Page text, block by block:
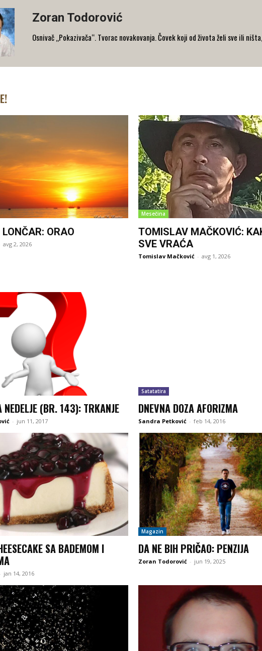
Zoran Todorović
Osnivač „Pokazivača“. Tvorac novakovanja. Čovek koji od života želi sve ili
ORAO
avg 2, 2026
Mesečina
TOMISLAV MAČKOVIĆ:
SVE VRAĆA
Tomislav Mačković - avg 1, 2026
NEDELJE (BR. 143): TRKANJE
- jun 11, 2017
Satatatira
DNEVNA DOZA AFORIZMA
Sandra Petković - feb 14, 2016
SA BADEMOM I
- jan 14, 2016
Magazin
DA NE BIH PRIČAO: PENZIJA
Zoran Todorović - jun 19, 2025